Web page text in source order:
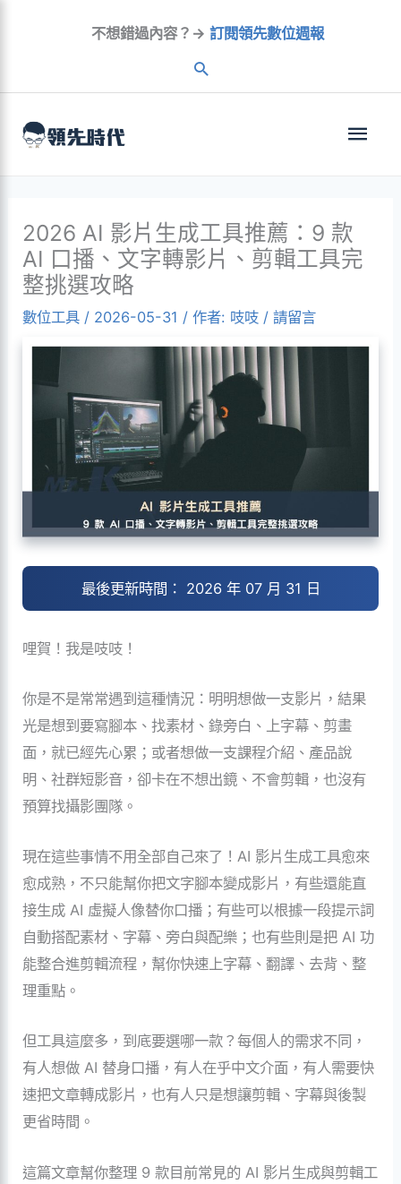
容
不想錯過內容？→ 訂閱領先數位週報
主
單
2026 AI 影片生成工具推薦：9 款
AI 口播、文字轉影片、剪輯工具完
整挑選攻略
數位工具 / 2026-05-31 / 作者: 吱吱 /請留言
最後更新時間： 2026 年 07 月 31 日
哩賀！我是吱吱！
你是不是常常遇到這種情況：明明想做一支影片，結果
光是想到要寫腳本、找素材、錄旁白、上字幕、剪畫
面，就已經先心累；或者想做一支課程介紹、產品說
明、社群短影音，卻卡在不想出鏡、不會剪輯，也沒有
預算找攝影團隊。
現在這些事情不用全部自己來了！AI 影片生成工具愈來
愈成熟，不只能幫你把文字腳本變成影片，有些還能直
接生成 AI 虛擬人像替你口播；有些可以根據一段提示詞
自動搭配素材、字幕、旁白與配樂；也有些則是把 AI 功
能整合進剪輯流程，幫你快速上字幕、翻譯、去背、整
理重點。
但工具這麼多，到底要選哪一款？每個人的需求不同，
有人想做 AI 替身口播，有人在乎中文介面，有人需要快
速把文章轉成影片，也有人只是想讓剪輯、字幕與後製
更省時間。
這篇文章幫你整理 9 款目前常見的 AI 影片生成與剪輯工